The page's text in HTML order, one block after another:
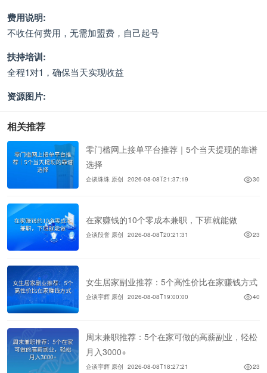
费用说明:
不收任何费用，无需加盟费，自己起号
扶持培训:
全程1对1，确保当天实现收益
资源图片:
相关推荐
零门槛网上接单平台推荐｜5个当天提现的靠谱
选择
企谈珠珠 原创 2026-08-08T21:37:19 30
在家赚钱的10个零成本兼职，下班就能做
企谈段誉 原创 2026-08-08T20:21:31 23
女生居家副业推荐：5个高性价比在家赚钱方式
企谈宇辉 原创 2026-08-08T19:00:00 40
周末兼职推荐：5个在家可做的高薪副业，轻松
月入3000+
企谈宇辉 原创 2026-08-08T18:27:21 23